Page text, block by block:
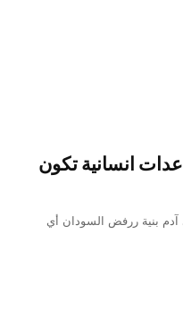
انسانية تكون
بنية ررفض السودان أي